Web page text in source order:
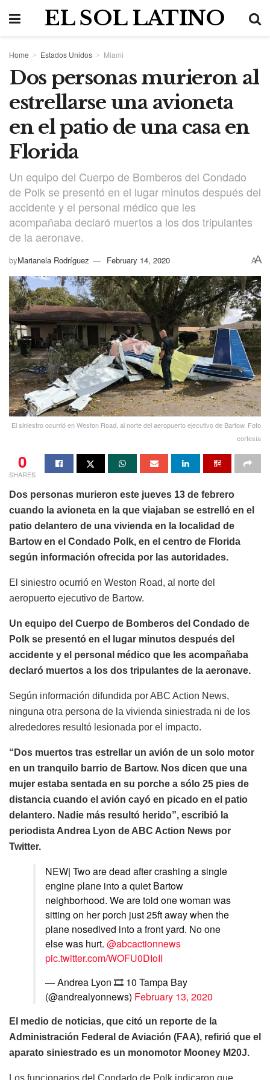
EL SOL LATINO
Home Estados Unidos Miami
Dos personas murieron al
estrellarse una avioneta
en el patio de una casa en
Florida
Un equipo del Cuerpo de Bomberos del Condado
de Polk se presentó en el lugar minutos después del
accidente y el personal médico que les
acompañaba declaró muertos a los dos tripulantes
de la aeronave.
byMarianela Rodríguez February 14, 2020 AA
El siniestro ocurrió en Weston Road, al norte del aeropuerto ejecutivo de Bartow. Foto
cortesía
0
SHARES
Dos personas murieron este jueves 13 de febrero
cuando la avioneta en la que viajaban se estrelló en el
patio delantero de una vivienda en la localidad de
Bartow en el Condado Polk, en el centro de Florida
según información ofrecida por las autoridades.
El siniestro ocurrió en Weston Road, al norte del
aeropuerto ejecutivo de Bartow.
Un equipo del Cuerpo de Bomberos del Condado de
Polk se presentó en el lugar minutos después del
accidente y el personal médico que les acompañaba
declaró muertos a los dos tripulantes de la aeronave.
Según información difundida por ABC Action News,
ninguna otra persona de la vivienda siniestrada ni de los
alrededores resultó lesionada por el impacto.
“Dos muertos tras estrellar un avión de un solo motor
en un tranquilo barrio de Bartow. Nos dicen que una
mujer estaba sentada en su porche a sólo 25 pies de
distancia cuando el avión cayó en picado en el patio
delantero. Nadie más resultó herido”, escribió la
periodista Andrea Lyon de ABC Action News por
Twitter.
NEW| Two are dead after crashing a single
engine plane into a quiet Bartow
neighborhood. We are told one woman was
sitting on her porch just 25ft away when the
plane nosedived into a front yard. No one
else was hurt. @abcactionnews
pic.twitter.com/WOFU0DIoII
— Andrea Lyon 🎞️ 10 Tampa Bay
(@andrealyonnews) February 13, 2020
El medio de noticias, que citó un reporte de la
Administración Federal de Aviación (FAA), refirió que el
aparato siniestrado es un monomotor Mooney M20J.